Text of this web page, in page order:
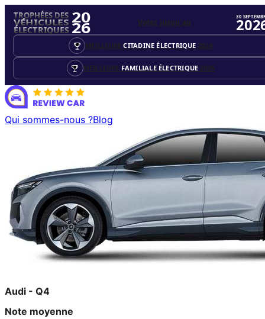
TROPHÉES DES
VÉHICULES
ÉLECTRIQUES
20
26
MEILLEURECITADINE ÉLECTRIQUE 2026
MEILLEURE FAMILIALE ÉLECTRIQUE 2026
Votez jusqu'au
30
Qui sommes-nous ?Blog
Audi - Q4
Note moyenne